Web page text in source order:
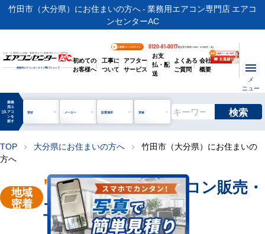
竹田市（大分県）にお住まいの方へ - 業務用エアコン専門店 エアコ
ンセンターAC
ビル・工場用から店舗・事務所まで | 業務用エアコン専門店
業務用エアコンオンラインNo.1ショップ
お客様ページログイン 0120-81-0017電話受付時間 / 9:00～17:30(月～金)
初めての
お客様へ
工事に
ついて
アフター
サービス
お支
払・配
送
よくある
ご質問
会社
概要
メ
ニュー
manage_search
業務
用エ
アコ
ンを
探す
形状 メーカー 設置場所 用途 検索
TOP chevron_right 大分県にお住まいの方へ chevron_right
竹田市（大分県）にお住まいの
方へ
地域
密着
"竹田市"業務用エアコン販売・
工事を承ります